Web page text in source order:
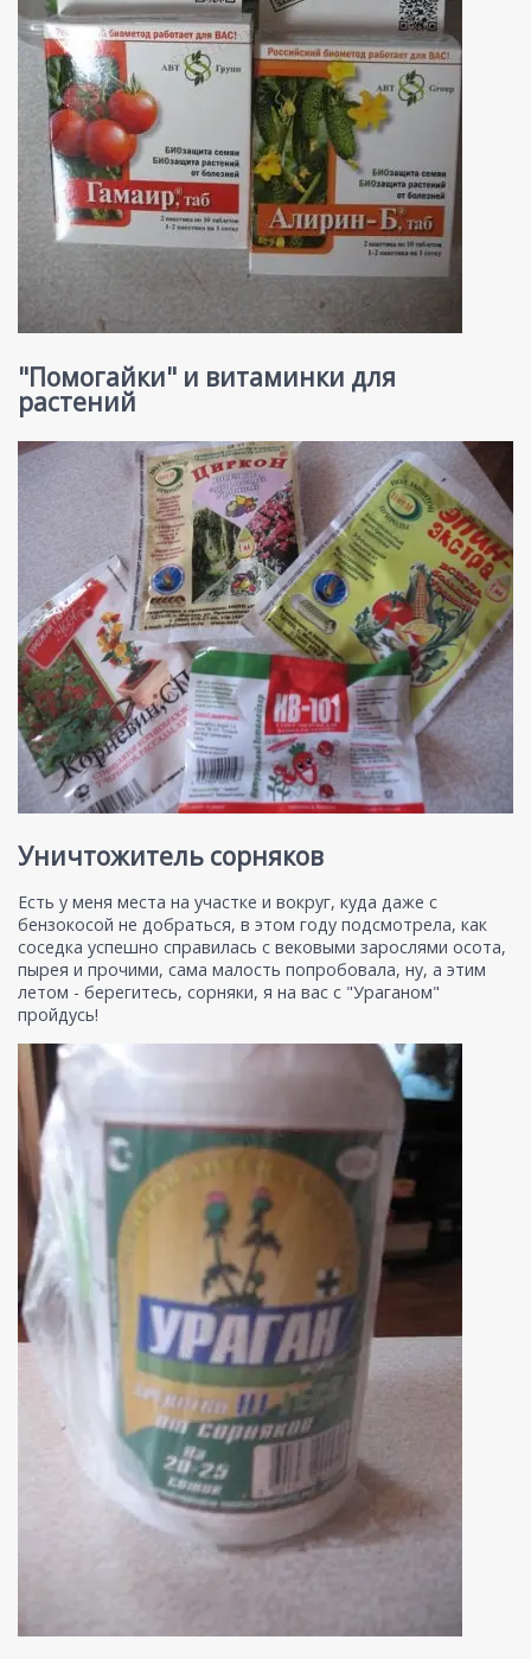
"Помогайки" и витаминки для
растений
Уничтожитель сорняков
Есть у меня места на участке и вокруг, куда даже с
бензокосой не добраться, в этом году подсмотрела, как
соседка успешно справилась с вековыми зарослями осота,
пырея и прочими, сама малость попробовала, ну, а этим
летом - берегитесь, сорняки, я на вас с "Ураганом"
пройдусь!